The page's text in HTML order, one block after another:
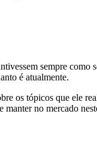
sempre como
é atualmente.
os tópicos que ele
manter no mercado